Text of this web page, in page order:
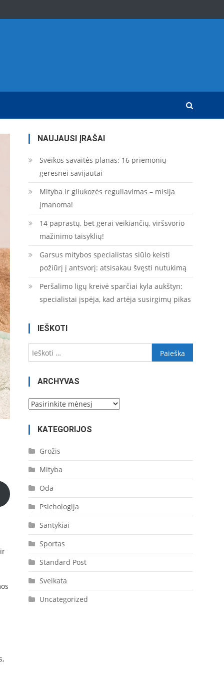
NAUJAUSI ĮRAŠAI
Sveikos savaitės planas: 16 priemonių
geresnei savijautai
Mityba ir gliukozės reguliavimas – misija
įmanoma!
14 paprastų, bet gerai veikiančių, viršsvorio
mažinimo taisyklių!
Garsus mitybos specialistas siūlo keisti
požiūrį į antsvorį: atsisakau švęsti nutukimą
Peršalimo ligų kreivė sparčiai kyla aukštyn:
specialistai įspėja, kad artėja susirgimų pikas
IEŠKOTI
Ieškoti:
ARCHYVAS
Archyvas
KATEGORIJOS
Grožis
Mityba
Oda
Psichologija
Santykiai
Sportas
Standard Post
Sveikata
Uncategorized